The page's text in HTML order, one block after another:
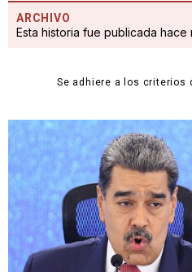
ARCHIVO
Esta historia fue publicada hace
Se adhiere a los criterios